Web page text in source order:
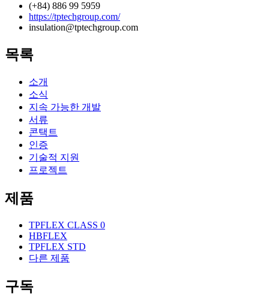
(+84) 886 99 5959
https://tptechgroup.com/
insulation@tptechgroup.com
목록
소개
소식
지속 가능한 개발
서류
콘택트
인증
기술적 지원
프로젝트
제품
TPFLEX CLASS 0
HBFLEX
TPFLEX STD
다른 제품
구독